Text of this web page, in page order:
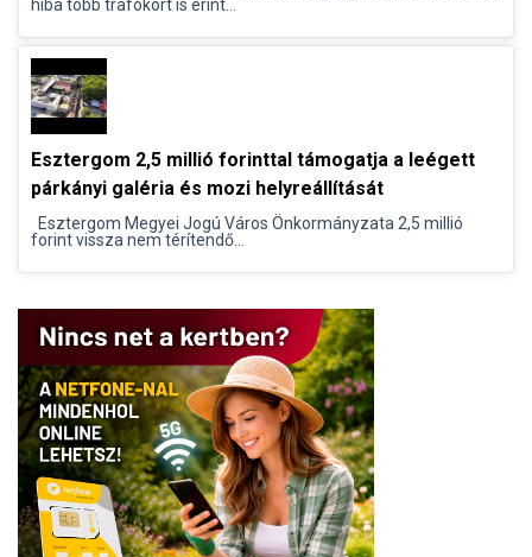
hiba több trafókört is érint...
Esztergom 2,5 millió forinttal támogatja a leégett
párkányi galéria és mozi helyreállítását
Esztergom Megyei Jogú Város Önkormányzata 2,5 millió
forint vissza nem térítendő...